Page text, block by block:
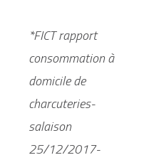
*FICT rapport
consommation à
domicile de
charcuteries-
salaison
25/12/2017-